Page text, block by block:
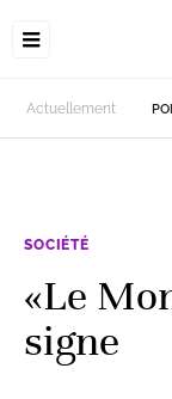
Actuellement
SOCIÉTÉ
«Le
signe